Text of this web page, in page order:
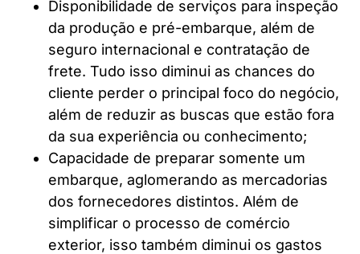
Disponibilidade de serviços para inspeção
da produção e pré-embarque, além de
seguro internacional e contratação de
frete. Tudo isso diminui as chances do
cliente perder o principal foco do negócio,
além de reduzir as buscas que estão fora
da sua experiência ou conhecimento;
Capacidade de preparar somente um
embarque, aglomerando as mercadorias
dos fornecedores distintos. Além de
simplificar o processo de comércio
exterior, isso também diminui os gastos